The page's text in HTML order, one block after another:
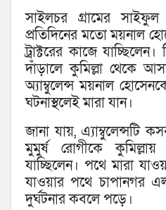
সাইলচর গ্রামের
প্রতিদিনের মতো ময়নাল
ট্রাক্টরের কাজে
দাঁড়ালে কুমিল্লা থেকে
অ্যাম্বুলেন্স ময়নাল
ঘটনাস্থ‌লেই মারা যান।
জানা যায়, এ্যাম্বুলেন্সটি
মুমুর্ষ রোগীকে
যাচ্ছিলেন। পথে মারা
যাওয়ার পথে চাপানগর
দুর্ঘটনার কবলে পড়ে।